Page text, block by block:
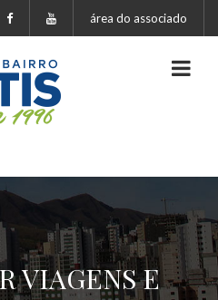
área do associado
VIAGENS E